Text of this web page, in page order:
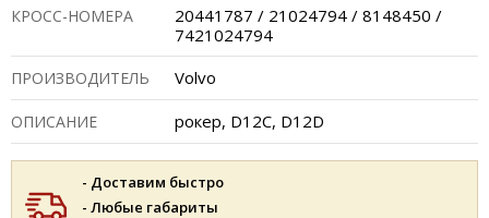
КРОСС-НОМЕРА
20441787 / 21024794 / 8148450 /
7421024794
ПРОИЗВОДИТЕЛЬ Volvo
ОПИСАНИЕ рокер, D12С, D12D
- Доставим быстро
- Любые габариты